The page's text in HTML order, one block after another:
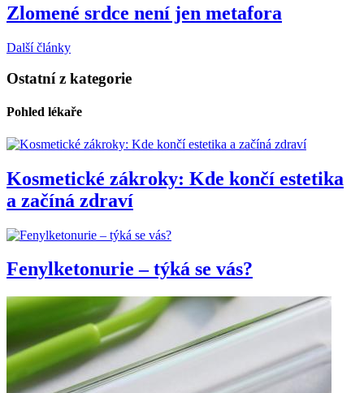
Zlomené srdce není jen metafora
Další články
Ostatní z kategorie
Pohled lékaře
Kosmetické zákroky: Kde končí estetika
a začíná zdraví
Fenylketonurie – týká se vás?